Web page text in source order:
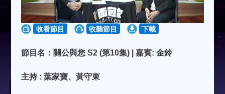
收看節目 收聽節目 下載
節目名：關公與您 S2 (第10集) | 嘉賓: 金鈴
主持 : 葉家寶、黃守東